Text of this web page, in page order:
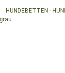
HUNDEBETTEN -